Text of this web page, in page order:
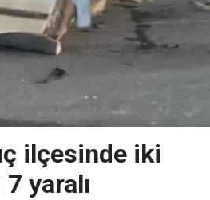
ilçesinde iki
yaralı